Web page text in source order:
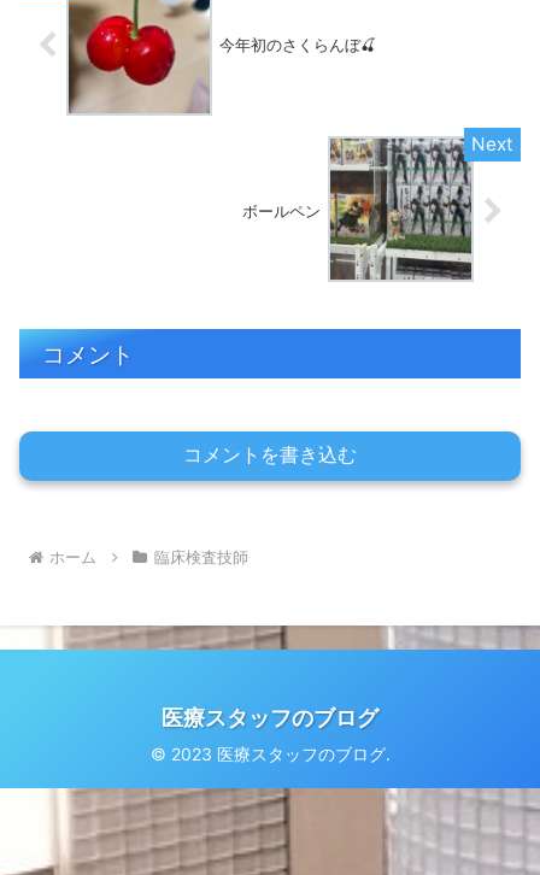
今年初のさくらんぼ🍒
ボールペン
コメント
コメントを書き込む
ホーム 臨床検査技師
医療スタッフのブログ
© 2023 医療スタッフのブログ.